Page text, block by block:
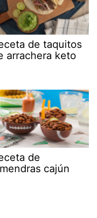
de taquitos
arrachera keto
de
cajún